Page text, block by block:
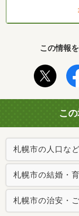
この情報
こ
札幌市の人口な
札幌市の結婚・
札幌市の治安・